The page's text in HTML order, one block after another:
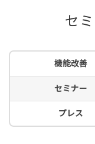
セ
機能改善
セミナー
プレス